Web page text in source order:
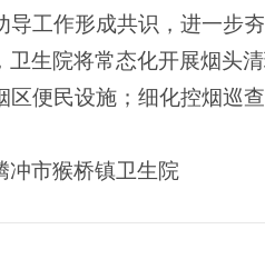
导工作形成共识，进一步
卫生院将常态化开展烟头
区便民设施；细化控烟巡
冲市猴桥镇卫生院